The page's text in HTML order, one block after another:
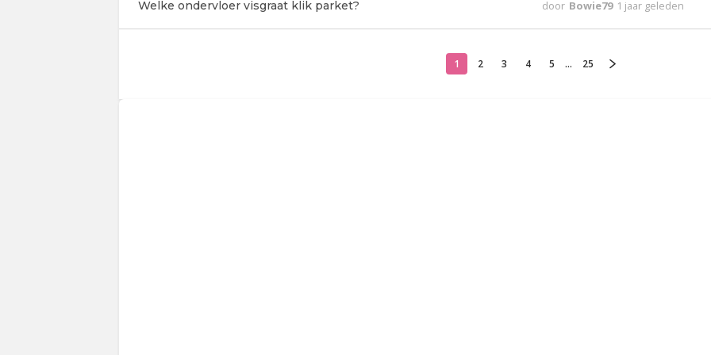
Welke ondervloer visgraat klik parket? door Bowie79 1 jaar geleden
1 2 3 4 5 ... 25